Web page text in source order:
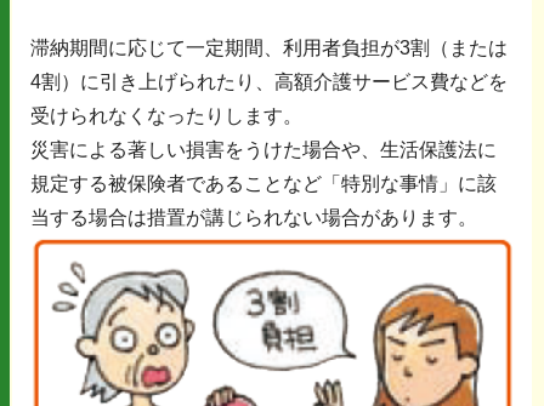
滞納期間に応じて一定期間、利用者負担が3割（または
4割）に引き上げられたり、高額介護サービス費などを
受けられなくなったりします。
災害による著しい損害をうけた場合や、生活保護法に
規定する被保険者であることなど「特別な事情」に該
当する場合は措置が講じられない場合があります。